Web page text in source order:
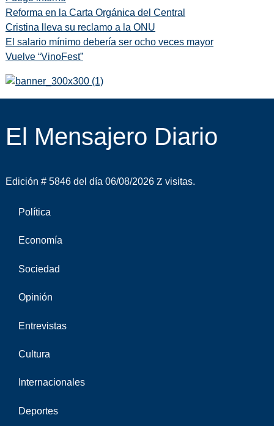
Reforma en la Carta Orgánica del Central
Cristina lleva su reclamo a la ONU
El salario mínimo debería ser ocho veces mayor
Vuelve “VinoFest”
El Mensajero Diario
Edición # 5846 del día 06/08/2026 visitas.
Política
Economía
Sociedad
Opinión
Entrevistas
Cultura
Internacionales
Deportes